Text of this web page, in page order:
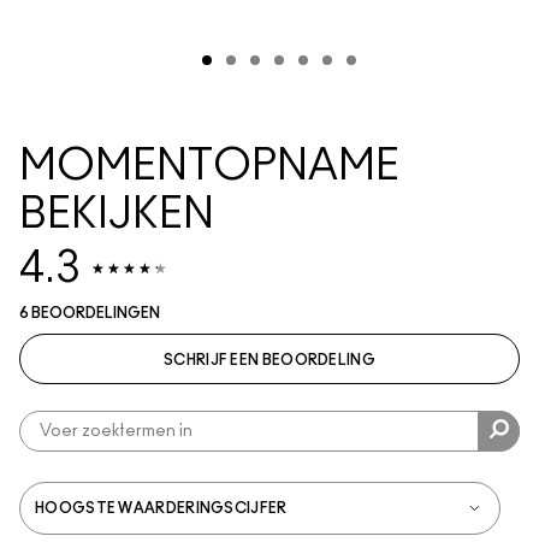
MOMENTOPNAME
BEKIJKEN
4.3
6 BEOORDELINGEN
SCHRIJF EEN BEOORDELING